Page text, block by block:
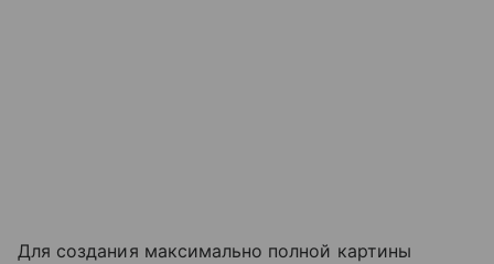
Для создания максимально полной картины